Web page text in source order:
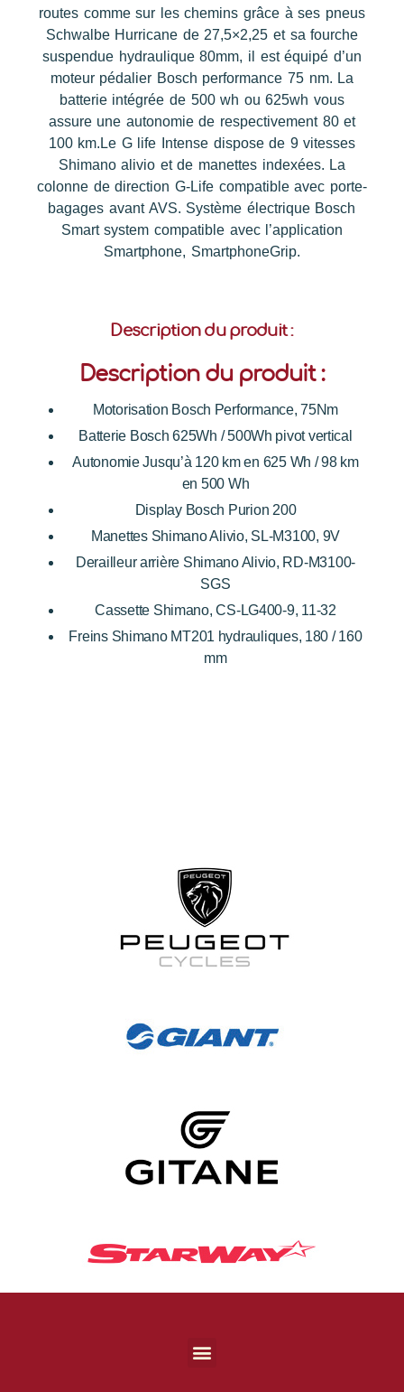
routes comme sur les chemins grâce à ses pneus
Schwalbe Hurricane de 27,5×2,25 et sa fourche
suspendue hydraulique 80mm, il est équipé d’un
moteur pédalier Bosch performance 75 nm. La
batterie intégrée de 500 wh ou 625wh vous
assure une autonomie de respectivement 80 et
100 km.Le G life Intense dispose de 9 vitesses
Shimano alivio et de manettes indexées. La
colonne de direction G-Life compatible avec porte-
bagages avant AVS. Système électrique Bosch
Smart system compatible avec l’application
Smartphone, SmartphoneGrip.
Description du produit :
Description du produit :
Motorisation Bosch Performance, 75Nm
Batterie Bosch 625Wh / 500Wh pivot vertical
Autonomie Jusqu’à 120 km en 625 Wh / 98 km
en 500 Wh
Display Bosch Purion 200
Manettes Shimano Alivio, SL-M3100, 9V
Derailleur arrière Shimano Alivio, RD-M3100-
SGS
Cassette Shimano, CS-LG400-9, 11-32
Freins Shimano MT201 hydrauliques, 180 / 160
mm